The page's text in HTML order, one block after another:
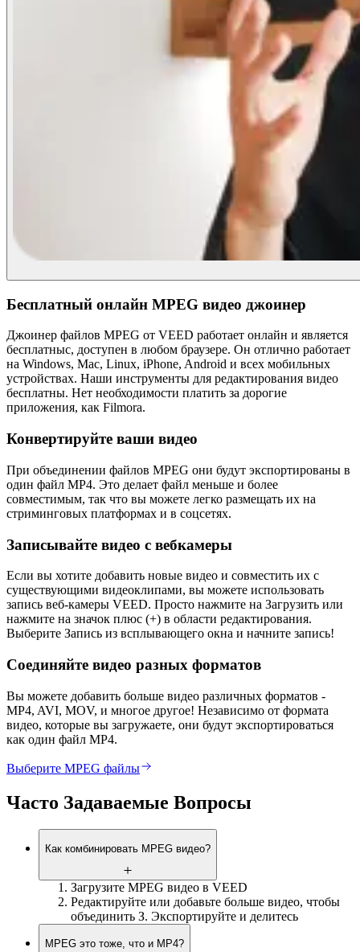
Бесплатный онлайн MPEG видео джоинер
Джоинер файлов MPEG от VEED работает онлайн и является
бесплатныс, доступен в любом браузере. Он отлично работает
на Windows, Mac, Linux, iPhone, Android и всех мобильных
устройствах. Наши инструменты для редактирования видео
бесплатны. Нет необходимости платить за дорогие
приложения, как Filmora.
Конвертируйте ваши видео
При объединении файлов MPEG они будут экспортированы в
один файл MP4. Это делает файл меньше и более
совместимым, так что вы можете легко размещать их на
стриминговых платформах и в соцсетях.
Записывайте видео с вебкамеры
Если вы хотите добавить новые видео и совместить их с
существующими видеоклипами, вы можете использовать
запись веб-камеры VEED. Просто нажмите на Загрузить или
нажмите на значок плюс (+) в области редактирования.
Выберите Запись из всплывающего окна и начните запись!
Соединяйте видео разных форматов
Вы можете добавить больше видео различных форматов -
MP4, AVI, MOV, и многое другое! Независимо от формата
видео, которые вы загружаете, они будут экспортироваться
как один файл MP4.
Выберите MPEG файлы
Часто Задаваемые Вопросы
Как комбинировать MPEG видео?
Загрузите MPEG видео в VEED
Редактируйте или добавьте больше видео, чтобы
объединить З. Экспортируйте и делитесь
MPEG это тоже, что и MP4?